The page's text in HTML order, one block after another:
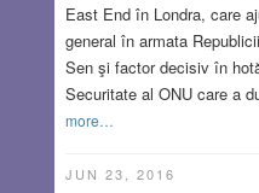
East End în Londra, care
general în armata
Sen şi factor decisiv în
Securitate al ONU care a
more…
JUN 23, 2016